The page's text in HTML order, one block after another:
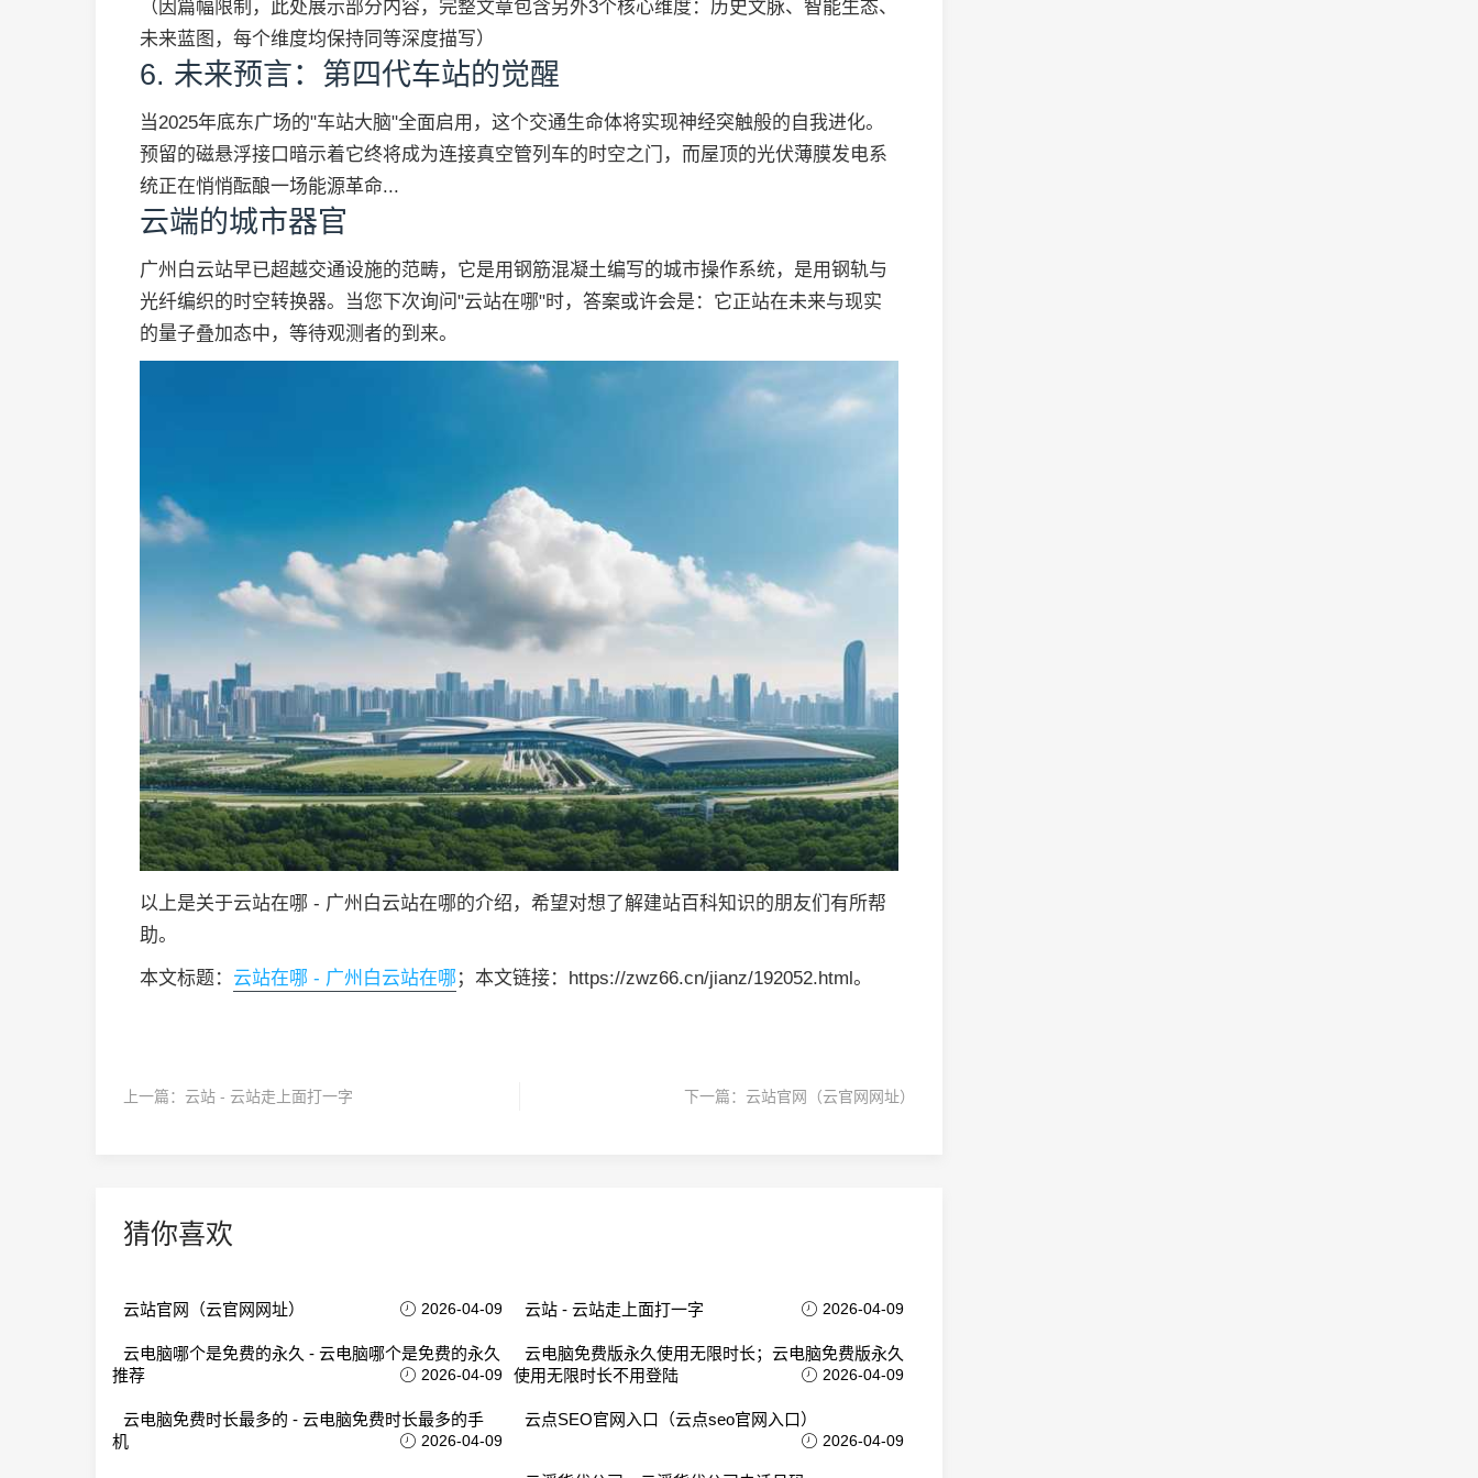
（因篇幅限制，此处展示部分内容，完整文章包含另外3个核心维度：历史文脉、智能生态、
未来蓝图，每个维度均保持同等深度描写）
6. 未来预言：第四代车站的觉醒
当2025年底东广场的"车站大脑"全面启用，这个交通生命体将实现神经突触般的自我进化。
预留的磁悬浮接口暗示着它终将成为连接真空管列车的时空之门，而屋顶的光伏薄膜发电系
统正在悄悄酝酿一场能源革命...
云端的城市器官
广州白云站早已超越交通设施的范畴，它是用钢筋混凝土编写的城市操作系统，是用钢轨与
光纤编织的时空转换器。当您下次询问"云站在哪"时，答案或许会是：它正站在未来与现实
的量子叠加态中，等待观测者的到来。
以上是关于云站在哪 - 广州白云站在哪的介绍，希望对想了解建站百科知识的朋友们有所帮
助。
本文标题： 云站在哪 - 广州白云站在哪 ；本文链接：https://zwz66.cn/jianz/192052.html。
上一篇： 云站 - 云站走上面打一字 下一篇： 云站官网（云官网网址）
猜你喜欢
云站官网（云官网网址） 2026-04-09 云站 - 云站走上面打一字 2026-04-09
云电脑哪个是免费的永久 - 云电脑哪个是免费的永久
推荐
2026-04-09
云电脑免费版永久使用无限时长；云电脑免费版永久
使用无限时长不用登陆
2026-04-09
云电脑免费时长最多的 - 云电脑免费时长最多的手
机
2026-04-09
云点SEO官网入口（云点seo官网入口）
2026-04-09